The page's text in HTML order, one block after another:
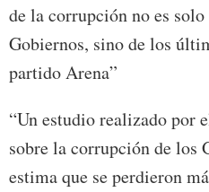
de la corrupción no es
Gobiernos, sino de los
partido Arena”
“Un estudio realizado por
sobre la corrupción de los
estima que se perdieron